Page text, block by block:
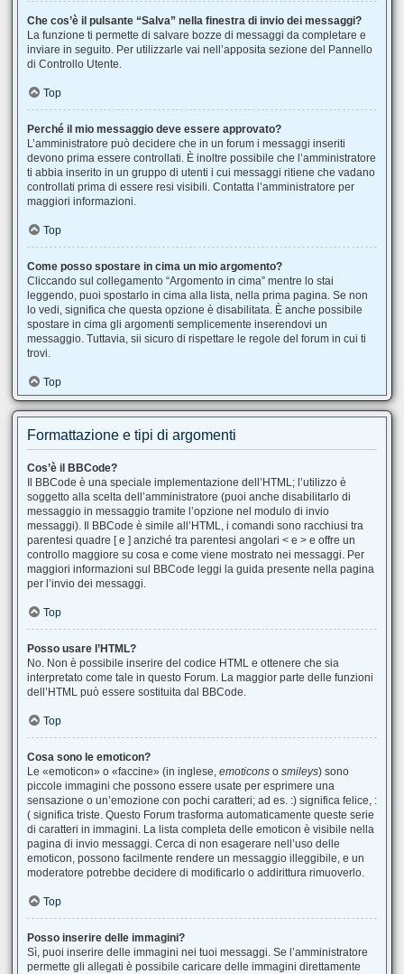
Che cos’è il pulsante “Salva” nella finestra di invio dei messaggi?
La funzione ti permette di salvare bozze di messaggi da completare e
inviare in seguito. Per utilizzarle vai nell’apposita sezione del Pannello
di Controllo Utente.
Top
Perché il mio messaggio deve essere approvato?
L’amministratore può decidere che in un forum i messaggi inseriti
devono prima essere controllati. È inoltre possibile che l’amministratore
ti abbia inserito in un gruppo di utenti i cui messaggi ritiene che vadano
controllati prima di essere resi visibili. Contatta l’amministratore per
maggiori informazioni.
Top
Come posso spostare in cima un mio argomento?
Cliccando sul collegamento “Argomento in cima” mentre lo stai
leggendo, puoi spostarlo in cima alla lista, nella prima pagina. Se non
lo vedi, significa che questa opzione è disabilitata. È anche possibile
spostare in cima gli argomenti semplicemente inserendovi un
messaggio. Tuttavia, sii sicuro di rispettare le regole del forum in cui ti
trovi.
Top
Formattazione e tipi di argomenti
Cos’è il BBCode?
Il BBCode è una speciale implementazione dell’HTML; l’utilizzo è
soggetto alla scelta dell’amministratore (puoi anche disabilitarlo di
messaggio in messaggio tramite l’opzione nel modulo di invio
messaggi). Il BBCode è simile all’HTML, i comandi sono racchiusi tra
parentesi quadre [ e ] anziché tra parentesi angolari < e > e offre un
controllo maggiore su cosa e come viene mostrato nei messaggi. Per
maggiori informazioni sul BBCode leggi la guida presente nella pagina
per l’invio dei messaggi.
Top
Posso usare l’HTML?
No. Non è possibile inserire del codice HTML e ottenere che sia
interpretato come tale in questo Forum. La maggior parte delle funzioni
dell’HTML può essere sostituita dal BBCode.
Top
Cosa sono le emoticon?
Le «emoticon» o «faccine» (in inglese, emoticons o smileys) sono
piccole immagini che possono essere usate per esprimere una
sensazione o un’emozione con pochi caratteri; ad es. :) significa felice, :
( significa triste. Questo Forum trasforma automaticamente queste serie
di caratteri in immagini. La lista completa delle emoticon è visibile nella
pagina di invio messaggi. Cerca di non esagerare nell’uso delle
emoticon, possono facilmente rendere un messaggio illeggibile, e un
moderatore potrebbe decidere di modificarlo o addirittura rimuoverlo.
Top
Posso inserire delle immagini?
Sì, puoi inserire delle immagini nei tuoi messaggi. Se l’amministratore
permette gli allegati è possibile caricare delle immagini direttamente